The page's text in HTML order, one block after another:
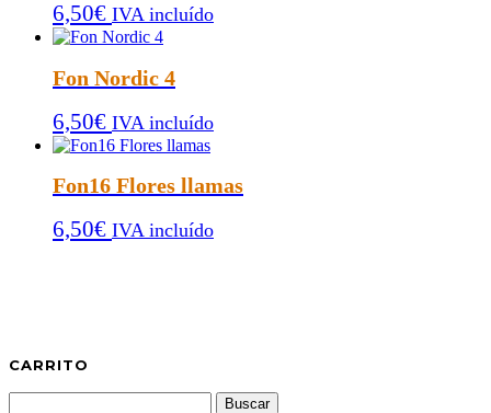
6,50€ IVA incluído
Fon Nordic 4
6,50€ IVA incluído
Fon16 Flores llamas
6,50€ IVA incluído
CARRITO